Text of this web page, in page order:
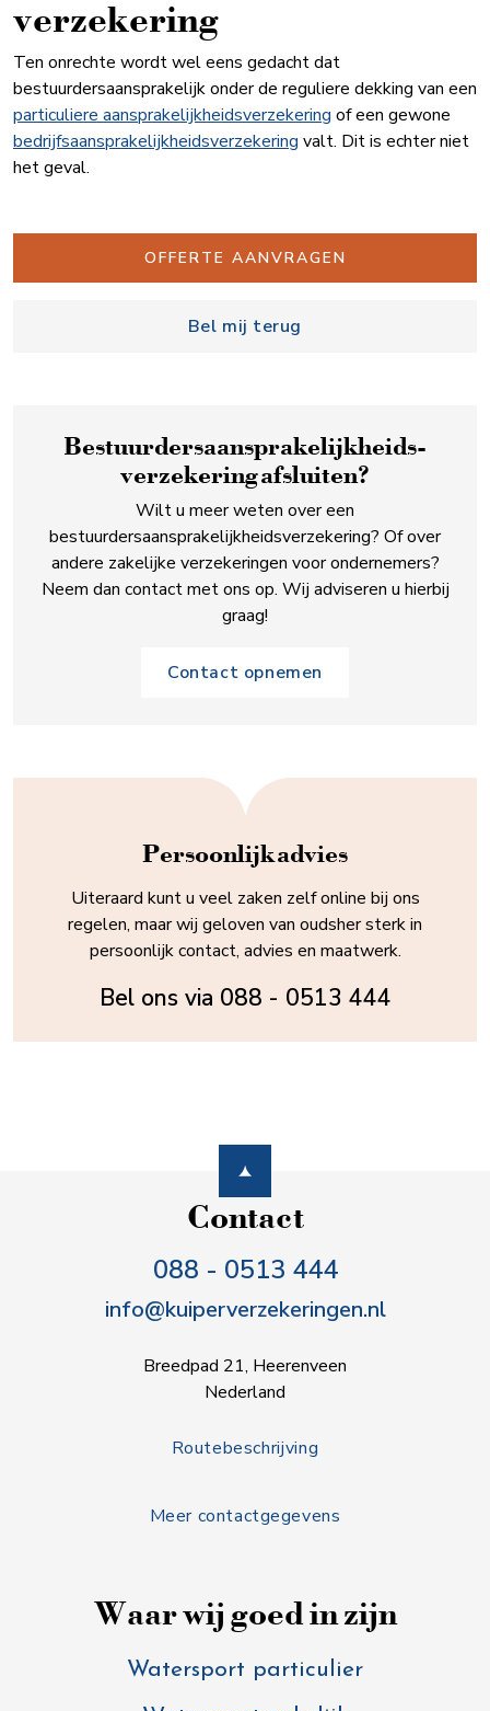
verzekering
Ten onrechte wordt wel eens gedacht dat
bestuurdersaansprakelijk onder de reguliere dekking van een
particuliere aansprakelijkheidsverzekering of een gewone
bedrijfsaansprakelijkheidsverzekering valt. Dit is echter niet
het geval.
OFFERTE AANVRAGEN
Bel mij terug
Bestuurders­aansprakelijk­heids­
verzekering afsluiten?
Wilt u meer weten over een
bestuurdersaansprakelijkheidsverzekering? Of over
andere zakelijke verzekeringen voor ondernemers?
Neem dan contact met ons op. Wij adviseren u hierbij
graag!
Contact opnemen
Persoonlijk advies
Uiteraard kunt u veel zaken zelf online bij ons
regelen, maar wij geloven van oudsher sterk in
persoonlijk contact, advies en maatwerk.
Bel ons via 088 - 0513 444
Waar wij goed in zijn
Watersport particulier
Contact
088 - 0513 444
info@kuiperverzekeringen.nl
Breedpad 21, Heerenveen
Nederland
Routebeschrijving
Meer contactgegevens